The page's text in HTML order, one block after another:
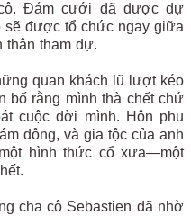
Đám cưới đã được dự
sẽ được tổ chức ngay giữa
thân tham dự.
quan khách lũ lượt kéo
bố rằng mình thà chết chứ
cuộc đời mình. Hôn phu
đông, và gia tộc của anh
hình thức cổ xưa—một
cha cô Sebastien đã nhờ